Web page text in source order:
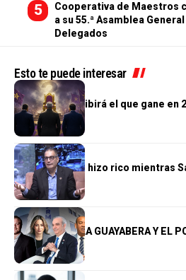
Cooperativa de Maestros
a su 55.ª Asamblea
Delegados
Esto te puede interesar
OPINIÓN
El país que recibirá el que gane en
OPINIÓN
El reino que se hizo rico mientras
hambre
OPINIÓN
LA PLANCHA, LA GUAYABERA Y EL